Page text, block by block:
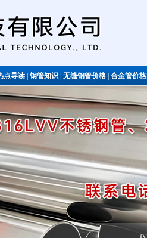
点导读钢管知识无缝钢管价格合金管价格
不锈钢管